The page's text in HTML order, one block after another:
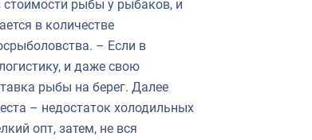
стоимости рыбы у рыбаков, и
в количестве
– Если в
и даже свою
рыбы на берег. Далее
– недостаток холодильных
опт, затем, не вся